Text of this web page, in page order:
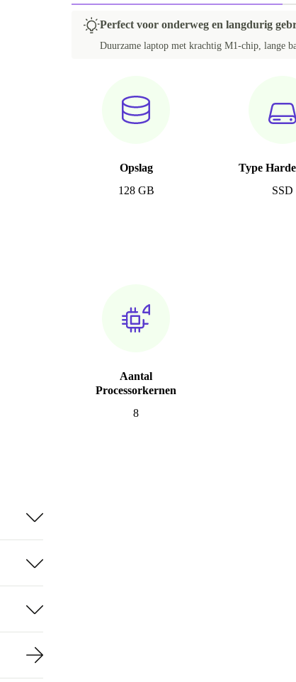
Perfect voor onderweg en langdurig
Duurzame laptop met krachtig M1-chip, lange
Opslag
128 GB
Type
SSD
Aantal
Processorkernen
8